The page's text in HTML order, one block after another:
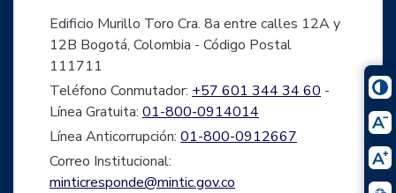
Edificio Murillo Toro Cra. 8a entre calles 12A y
12B Bogotá, Colombia - Código Postal
111711
Teléfono Conmutador: +57 601 344 34 60 -
Línea Gratuita: 01-800-0914014
Línea Anticorrupción: 01-800-0912667
Correo Institucional:
minticresponde@mintic.gov.co